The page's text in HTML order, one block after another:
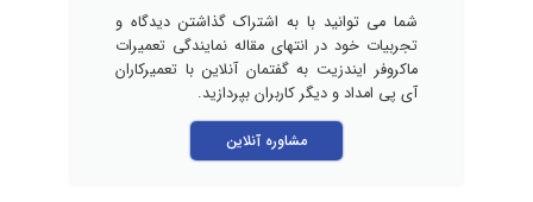
شما می توانید با به اشتراک گذاشتن دیدگاه و
تجربیات خود در انتهای مقاله نمایندگی تعمیرات
ماکروفر ایندزیت به گفتمان آنلاین با تعمیرکاران
آی پی امداد و دیگر کاربران بپردازید.
مشاوره آنلاین